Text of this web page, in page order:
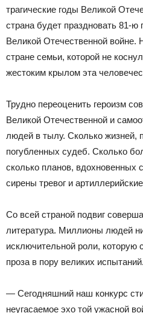
трагические годы Великой
страна будет праздновать 81-
Великой Отечественной войне.
стране семьи, которой не
жестоким крылом эта
Трудно переоценить героизм
Великой Отечественной и
людей в тылу. Сколько жизней,
погубленных судеб. Сколько
сколько планов, вдохновенных
сирены тревог и
Со всей страной подвиг
литература. Миллионы людей
исключительной роли, которую
проза в пору великих испытаний.
— Сегодняшний наш конкурс
неугасаемое эхо той ужасной